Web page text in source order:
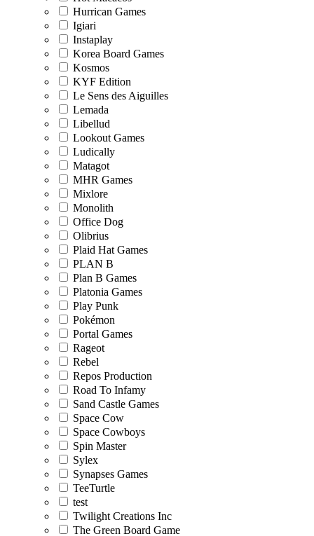
Hurrican Games
Igiari
Instaplay
Korea Board Games
Kosmos
KYF Edition
Le Sens des Aiguilles
Lemada
Libellud
Lookout Games
Ludically
Matagot
MHR Games
Mixlore
Monolith
Office Dog
Olibrius
Plaid Hat Games
PLAN B
Plan B Games
Platonia Games
Play Punk
Pokémon
Portal Games
Rageot
Rebel
Repos Production
Road To Infamy
Sand Castle Games
Space Cow
Space Cowboys
Spin Master
Sylex
Synapses Games
TeeTurtle
test
Twilight Creations Inc
The Green Board Game